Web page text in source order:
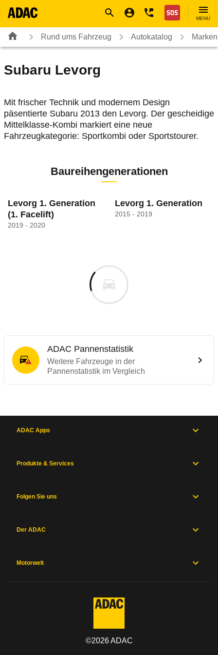
Nothilfe
MENÜ
Rund ums Fahrzeug Autokatalog
Subaru Levorg
Mit frischer Technik und modernem Design
päsentierte Subaru 2013 den Levorg. Der gescheidige
Mittelklasse-Kombi markiert eine neue
Fahrzeugkategorie: Sportkombi oder Sportstourer.
Baureihengenerationen
Levorg 1. Generation
(1. Facelift)
2019 - 2020
Levorg 1. Generation
2015 - 2019
ADAC Pannenstatistik
Weitere Fahrzeuge in der
Pannenstatistik im Vergleich
ADAC Apps
Produkte & Services
Folgen Sie uns
Der ADAC
Motorwelt
©2026ADAC